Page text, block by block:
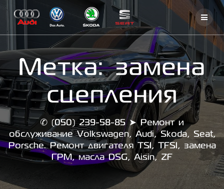
Skip
content
Метка:замена
сцепления
✆ (050) 239-58-85 ➤ Ремонт и
обслуживание Volkswagen, Audi, Skoda, Seat,
Porsche. Ремонт двигателя TSI, TFSI, замена
ГРМ, масла DSG, Aisin, ZF